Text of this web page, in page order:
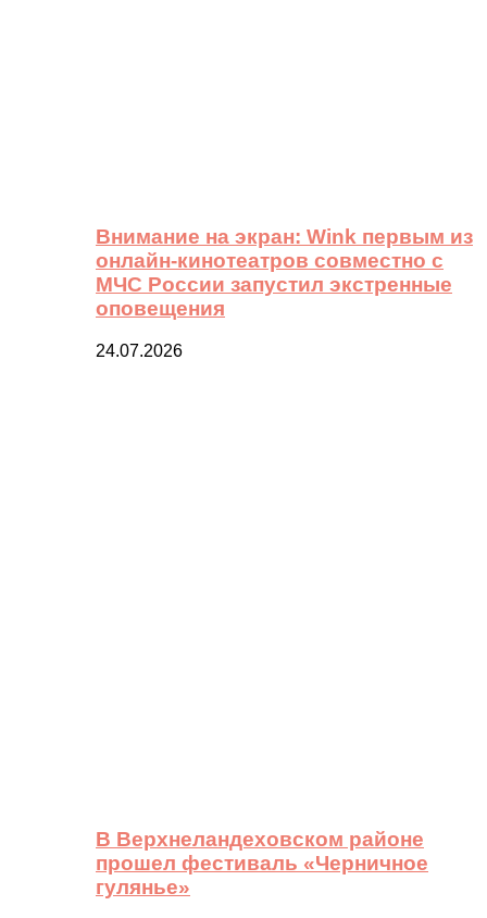
Внимание на экран: Wink первым из
онлайн-кинотеатров совместно с
МЧС России запустил экстренные
оповещения
24.07.2026
В Верхнеландеховском районе
прошел фестиваль «Черничное
гулянье»